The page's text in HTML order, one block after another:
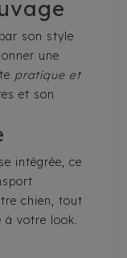
son style
une
pratique et
et son
intégrée, ce
chien, tout
à votre look.